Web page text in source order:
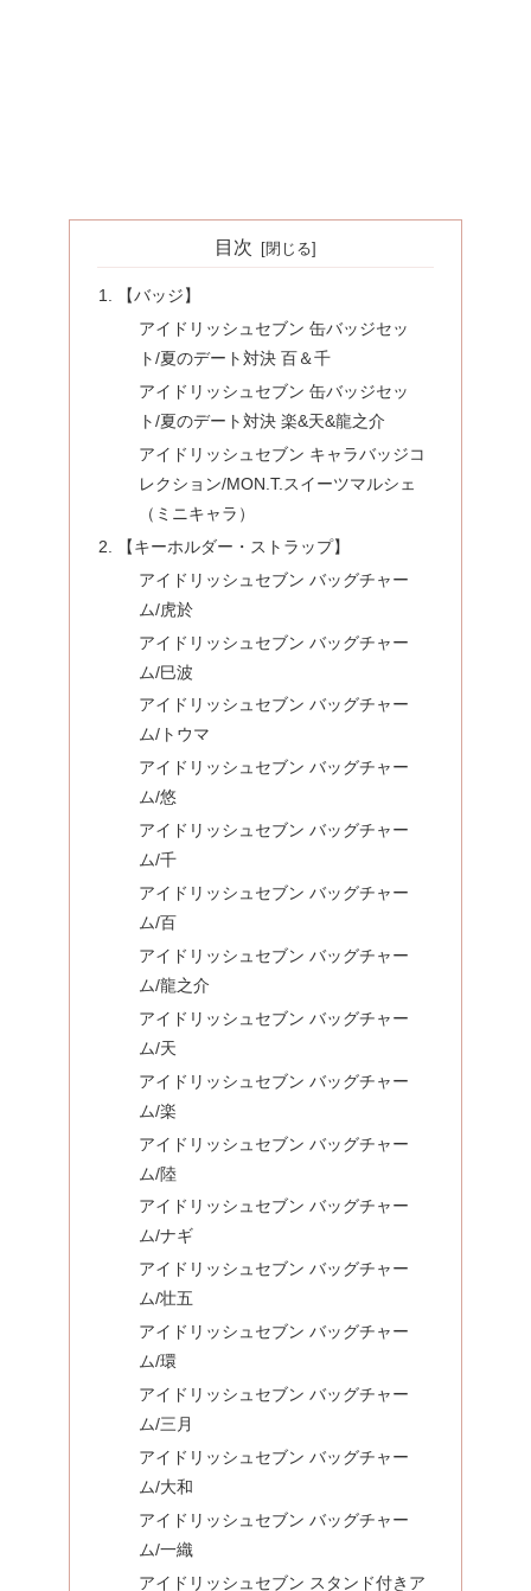
目次
【バッジ】
アイドリッシュセブン 缶バッジセッ
ト/夏のデート対決 百＆千
アイドリッシュセブン 缶バッジセッ
ト/夏のデート対決 楽&天&龍之介
アイドリッシュセブン キャラバッジコ
レクション/MON.T.スイーツマルシェ
（ミニキャラ）
【キーホルダー・ストラップ】
アイドリッシュセブン バッグチャー
ム/虎於
アイドリッシュセブン バッグチャー
ム/巳波
アイドリッシュセブン バッグチャー
ム/トウマ
アイドリッシュセブン バッグチャー
ム/悠
アイドリッシュセブン バッグチャー
ム/千
アイドリッシュセブン バッグチャー
ム/百
アイドリッシュセブン バッグチャー
ム/龍之介
アイドリッシュセブン バッグチャー
ム/天
アイドリッシュセブン バッグチャー
ム/楽
アイドリッシュセブン バッグチャー
ム/陸
アイドリッシュセブン バッグチャー
ム/ナギ
アイドリッシュセブン バッグチャー
ム/壮五
アイドリッシュセブン バッグチャー
ム/環
アイドリッシュセブン バッグチャー
ム/三月
アイドリッシュセブン バッグチャー
ム/大和
アイドリッシュセブン バッグチャー
ム/一織
アイドリッシュセブン スタンド付きア